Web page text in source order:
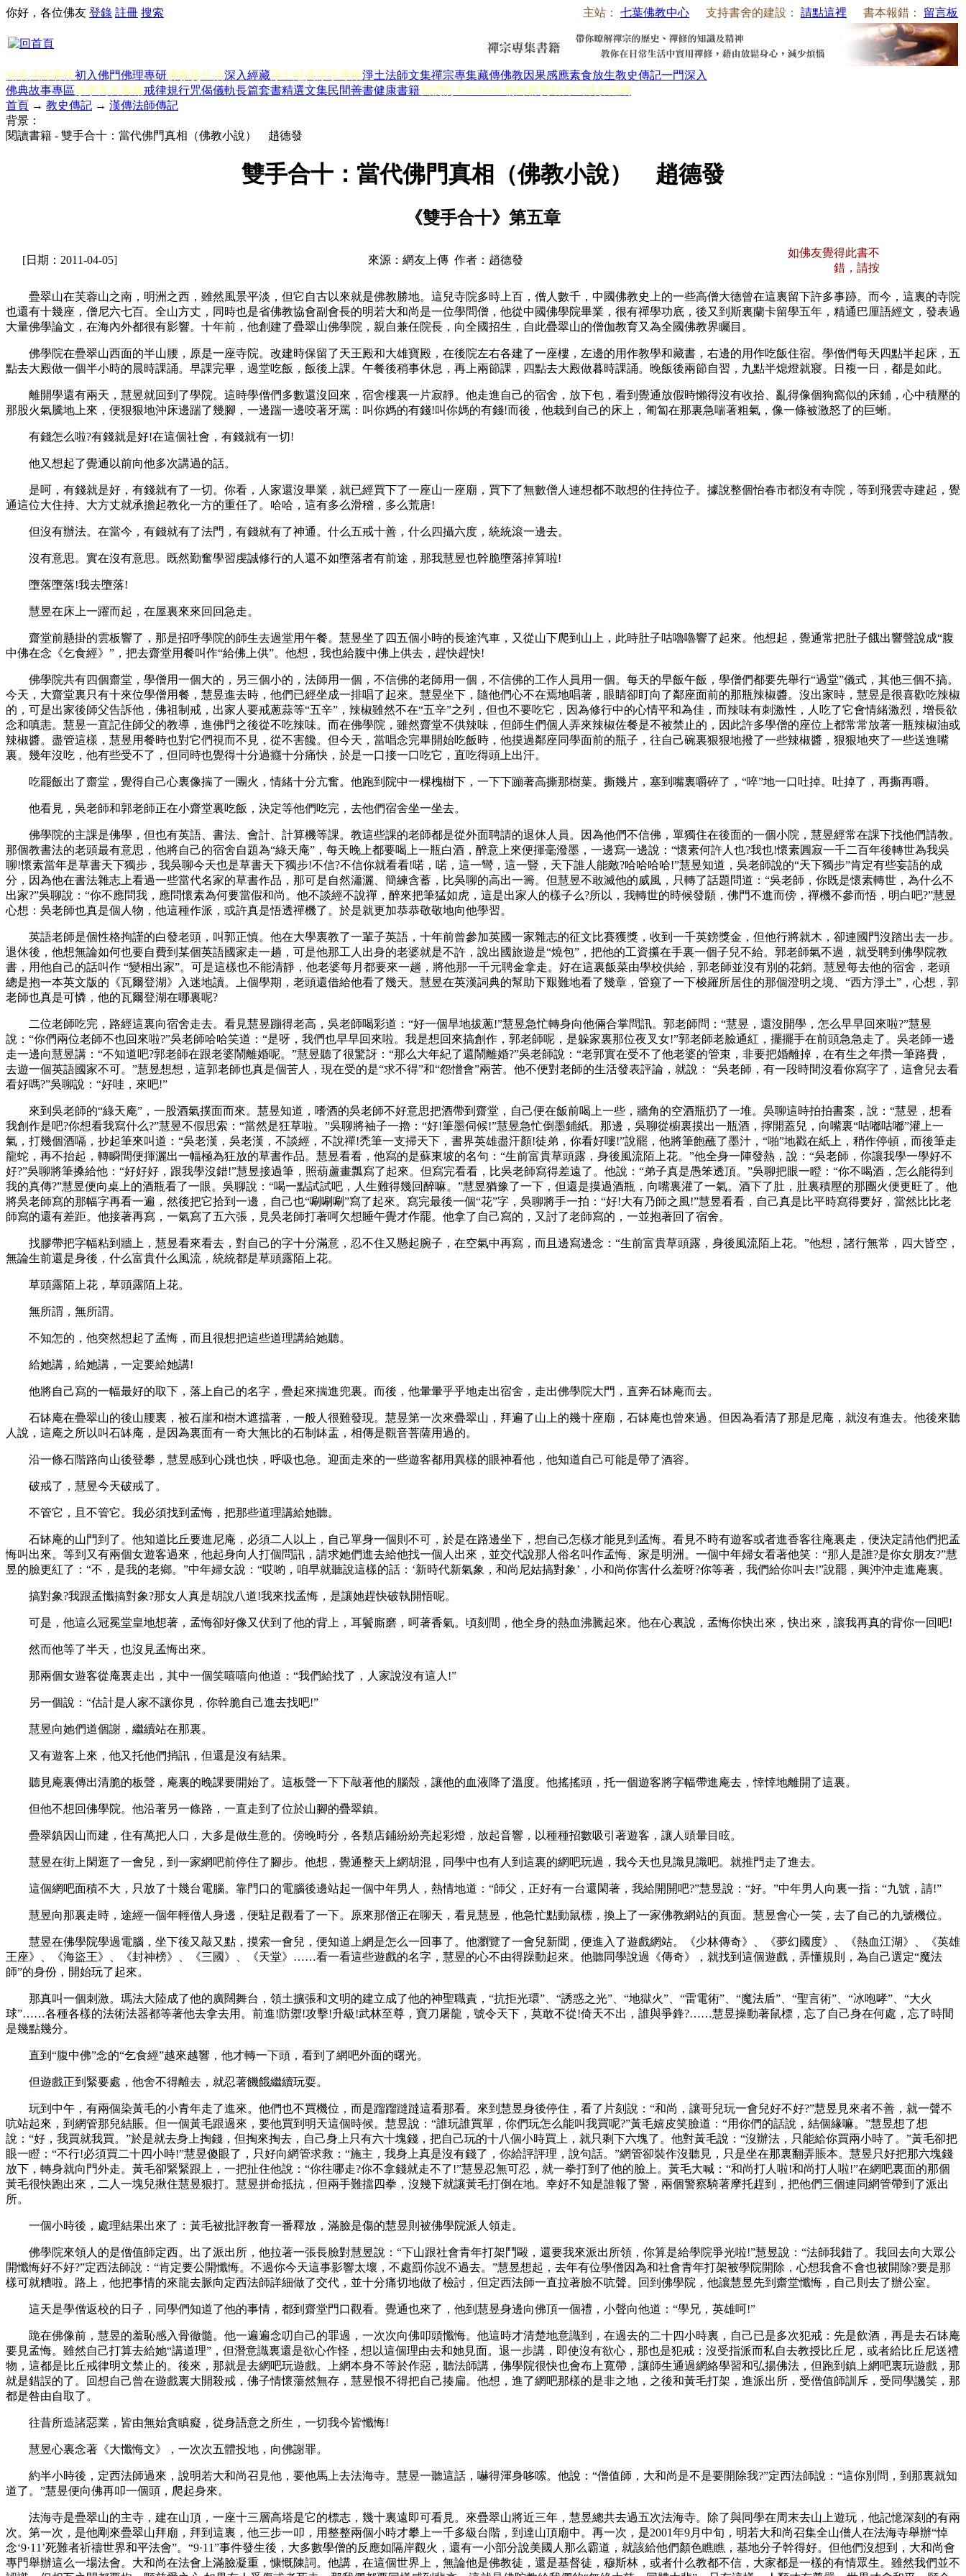
主站： 七葉佛教中心 支持書舍的建設： 請點這裡 書本報錯： 留言板
你好，各位佛友 登錄 註冊 搜索
知名法師著作初入佛門佛理專研佛教徒生活深入經藏淨土經典淨宗專集淨土法師文集禪宗專集藏傳佛教因果感應素食放生教史傳記一門深入
佛典故事專區故事寓言書籍戒律規行咒偈儀軌長篇套書精選文集民間善書健康書籍我們的 Facebook 粉絲群贊助方式戒邪淫網
首頁 → 教史傳記 → 漢傳法師傳記
背景：
閱讀書籍 - 雙手合十：當代佛門真相（佛教小說） 趙德發
雙手合十：當代佛門真相（佛教小說） 趙德發
《雙手合十》第五章
[日期：2011-04-05] 來源：網友上傳 作者：趙德發
如佛友覺得此書不
錯，請按
疊翠山在芙蓉山之南，明洲之西，雖然風景平淡，但它自古以來就是佛教勝地。這兒寺院多時上百，僧人數千，中國佛教史上的一些高僧大德曾在這裏留下許多事跡。而今，這裏的寺院
也還有十幾座，僧尼六七百。全山方丈，同時也是省佛教協會副會長的明若大和尚是一位學問僧，他從中國佛學院畢業，很有禪學功底，後又到斯裏蘭卡留學五年，精通巴厘語經文，發表過
大量佛學論文，在海內外都很有影響。十年前，他創建了疊翠山佛學院，親自兼任院長，向全國招生，自此疊翠山的僧伽教育又為全國佛教界矚目。
佛學院在疊翠山西面的半山腰，原是一座寺院。改建時保留了天王殿和大雄寶殿，在後院左右各建了一座樓，左邊的用作教學和藏書，右邊的用作吃飯住宿。學僧們每天四點半起床，五
點去大殿做一個半小時的晨時課誦。早課完畢，過堂吃飯，飯後上課。午餐後稍事休息，再上兩節課，四點去大殿做暮時課誦。晚飯後兩節自習，九點半熄燈就寢。日複一日，都是如此。
離開學還有兩天，慧昱就回到了學院。這時學僧們多數還沒回來，宿舍樓裏一片寂靜。他走進自己的宿舍，放下包，看到覺通放假時懶得沒有收拾、亂得像個狗窩似的床鋪，心中積壓的
那股火氣騰地上來，便狠狠地沖床邊踹了幾腳，一邊踹一邊咬著牙罵：叫你媽的有錢!叫你媽的有錢!而後，他栽到自己的床上，匍匐在那裏急喘著粗氣，像一條被激怒了的巨蜥。
有錢怎么啦?有錢就是好!在這個社會，有錢就有一切!
他又想起了覺通以前向他多次講過的話。
是呵，有錢就是好，有錢就有了一切。你看，人家還沒畢業，就已經買下了一座山一座廟，買下了無數僧人連想都不敢想的住持位子。據說整個怡春市都沒有寺院，等到飛雲寺建起，覺
通這位大住持、大方丈就承擔起教化一方的重任了。哈哈，這有多么滑稽，多么荒唐!
但沒有辦法。在當今，有錢就有了法門，有錢就有了神通。什么五戒十善，什么四攝六度，統統滾一邊去。
沒有意思。實在沒有意思。既然勤奮學習虔誠修行的人還不如墮落者有前途，那我慧昱也幹脆墮落掉算啦!
墮落墮落!我去墮落!
慧昱在床上一躍而起，在屋裏來來回回急走。
齋堂前懸掛的雲板響了，那是招呼學院的師生去過堂用午餐。慧昱坐了四五個小時的長途汽車，又從山下爬到山上，此時肚子咕嚕嚕響了起來。他想起，覺通常把肚子餓出響聲說成“腹
中佛在念《乞食經》”，把去齋堂用餐叫作“給佛上供”。他想，我也給腹中佛上供去，趕快趕快!
佛學院共有四個齋堂，學僧用一個大的，另三個小的，法師用一個，不信佛的老師用一個，不信佛的工作人員用一個。每天的早飯午飯，學僧們都要先舉行“過堂”儀式，其他三個不搞。
今天，大齋堂裏只有十來位學僧用餐，慧昱進去時，他們已經坐成一排唱了起來。慧昱坐下，隨他們心不在焉地唱著，眼睛卻盯向了鄰座面前的那瓶辣椒醬。沒出家時，慧昱是很喜歡吃辣椒
的，可是出家後師父告訴他，佛祖制戒，出家人要戒蔥蒜等“五辛”，辣椒雖然不在“五辛”之列，但也不要吃它，因為修行中的心情平和為佳，而辣味有刺激性，人吃了它會情緒激烈，增長欲
念和嗔恚。慧昱一直記住師父的教導，進佛門之後從不吃辣味。而在佛學院，雖然齋堂不供辣味，但師生們個人弄來辣椒佐餐是不被禁止的，因此許多學僧的座位上都常常放著一瓶辣椒油或
辣椒醬。盡管這樣，慧昱用餐時也對它們視而不見，從不害饞。但今天，當唱念完畢開始吃飯時，他摸過鄰座同學面前的瓶子，往自己碗裏狠狠地撥了一些辣椒醬，狠狠地夾了一些送進嘴
裏。幾年沒吃，他有些受不了，但同時也覺得十分過癮十分痛快，於是一口接一口吃它，直吃得頭上出汗。
吃罷飯出了齋堂，覺得自己心裏像揣了一團火，情緒十分亢奮。他跑到院中一棵槐樹下，一下下蹦著高撕那樹葉。撕幾片，塞到嘴裏嚼碎了，“啐”地一口吐掉。吐掉了，再撕再嚼。
他看見，吳老師和郭老師正在小齋堂裏吃飯，決定等他們吃完，去他們宿舍坐一坐去。
佛學院的主課是佛學，但也有英語、書法、會計、計算機等課。教這些課的老師都是從外面聘請的退休人員。因為他們不信佛，單獨住在後面的一個小院，慧昱經常在課下找他們請教。
那個教書法的老頭最有意思，他將自己的宿舍自題為“綠天庵”，每天晚上都要喝上一瓶白酒，醉意上來便揮毫潑墨，一邊寫一邊說：“懷素何許人也?我也!懷素圓寂一千二百年後轉世為我吳
聊!懷素當年是草書天下獨步，我吳聊今天也是草書天下獨步!不信?不信你就看看!喏，喏，這一彎，這一豎，天下誰人能敵?哈哈哈哈!”慧昱知道，吳老師說的“天下獨步”肯定有些妄語的成
分，因為他在書法雜志上看過一些當代名家的草書作品，那可是自然瀟灑、簡練含蓄，比吳聊的高出一籌。但慧昱不敢滅他的威風，只轉了話題問道：“吳老師，你既是懷素轉世，為什么不
出家?”吳聊說：“你不應問我，應問懷素為何要當假和尚。他不談經不說禪，醉來把筆猛如虎，這是出家人的樣子么?所以，我轉世的時候發願，佛門不進而傍，禪機不參而悟，明白吧?”慧昱
心想：吳老師也真是個人物，他這種作派，或許真是悟透禪機了。於是就更加恭恭敬敬地向他學習。
英語老師是個性格拘謹的白發老頭，叫郭正慎。他在大學裏教了一輩子英語，十年前曾參加英國一家雜志的征文比賽獲獎，收到一千英鎊獎金，但他行將就木，卻連國門沒踏出去一步。
退休後，他想無論如何也要自費到某個英語國家走一趟，可是他那工人出身的老婆就是不許，說出國旅遊是“燒包”，把他的工資攥在手裏一個子兒不給。郭老師氣不過，就受聘到佛學院教
書，用他自己的話叫作 “變相出家”。可是這樣也不能清靜，他老婆每月都要來一趟，將他那一千元聘金拿走。好在這裏飯菜由學校供給，郭老師並沒有別的花銷。慧昱每去他的宿舍，老頭
總是抱一本英文版的《瓦爾登湖》入迷地讀。上個學期，老頭還借給他看了幾天。慧昱在英漢詞典的幫助下艱難地看了幾章，管窺了一下梭羅所居住的那個澄明之境、“西方淨土”，心想，郭
老師也真是可憐，他的瓦爾登湖在哪裏呢?
二位老師吃完，路經這裏向宿舍走去。看見慧昱蹦得老高，吳老師喝彩道：“好一個旱地拔蔥!”慧昱急忙轉身向他倆合掌問訊。郭老師問：“慧昱，還沒開學，怎么早早回來啦?”慧昱
說：“你們兩位老師不也回來啦?”吳老師哈哈笑道：“是呀，我們也早早回來啦。我是想回來搞創作，郭老師呢，是躲家裏那位夜叉女!”郭老師老臉通紅，擺擺手在前頭急急走了。吳老師一邊
走一邊向慧昱講：“不知道吧?郭老師在跟老婆鬧離婚呢。”慧昱聽了很驚訝：“那么大年紀了還鬧離婚?”吳老師說：“老郭實在受不了他老婆的管束，非要把婚離掉，在有生之年攢一筆路費，
去遊一個英語國家不可。”慧昱想想，這郭老師也真是個苦人，現在受的是“求不得”和“怨憎會”兩苦。他不便對老師的生活發表評論，就說： “吳老師，有一段時間沒看你寫字了，這會兒去看
看好嗎?”吳聊說：“好哇，來吧!”
來到吳老師的“綠天庵”，一股酒氣撲面而來。慧昱知道，嗜酒的吳老師不好意思把酒帶到齋堂，自己便在飯前喝上一些，牆角的空酒瓶扔了一堆。吳聊這時拍拍書案，說：“慧昱，想看
我創作是吧?你想看我寫什么?”慧昱不假思索：“當然是狂草啦。”吳聊將袖子一擼：“好!筆墨伺候!”慧昱急忙倒墨鋪紙。那邊，吳聊從櫥裏摸出一瓶酒，擰開蓋兒，向嘴裏“咕嘟咕嘟”灌上一
氣，打幾個酒嗝，抄起筆來叫道：“吳老漢，吳老漢，不談經，不說禪!禿筆一支掃天下，書界英雄盡汗顏!徒弟，你看好嘍!”說罷，他將筆飽蘸了墨汁，“啪”地戳在紙上，稍作停頓，而後筆走
龍蛇，再不抬起，轉瞬間便揮灑出一幅極為狂放的草書作品。慧昱看看，他寫的是蘇東坡的名句：“生前富貴草頭露，身後風流陌上花。”他全身一陣發熱，說：“吳老師，你讓我學一學好不
好?”吳聊將筆搡給他：“好好好，跟我學沒錯!”慧昱接過筆，照葫蘆畫瓢寫了起來。但寫完看看，比吳老師寫得差遠了。他說：“弟子真是愚笨透頂。”吳聊把眼一瞪：“你不喝酒，怎么能得到
我的真傳?”慧昱便向桌上的酒瓶看了一眼。吳聊說：“喝一點試試吧，人生難得幾回醉嘛。”慧昱猶豫了一下，但還是摸過酒瓶，向嘴裏灌了一氣。酒下了肚，肚裏積壓的那團火便更旺了。他
將吳老師寫的那幅字再看一遍，然後把它拾到一邊，自己也“唰唰唰”寫了起來。寫完最後一個“花”字，吳聊將手一拍：“好!大有乃師之風!”慧昱看看，自己真是比平時寫得要好，當然比比老
師寫的還有差距。他接著再寫，一氣寫了五六張，見吳老師打著呵欠想睡午覺才作罷。他拿了自己寫的，又討了老師寫的，一並抱著回了宿舍。
找膠帶把字幅粘到牆上，慧昱看來看去，對自己的字十分滿意，忍不住又懸起腕子，在空氣中再寫，而且邊寫邊念：“生前富貴草頭露，身後風流陌上花。”他想，諸行無常，四大皆空，
無論生前還是身後，什么富貴什么風流，統統都是草頭露陌上花。
草頭露陌上花，草頭露陌上花。
無所謂，無所謂。
不知怎的，他突然想起了孟悔，而且很想把這些道理講給她聽。
給她講，給她講，一定要給她講!
他將自己寫的一幅最好的取下，落上自己的名字，疊起來揣進兜裏。而後，他暈暈乎乎地走出宿舍，走出佛學院大門，直奔石缽庵而去。
石缽庵在疊翠山的後山腰裏，被石崖和樹木遮擋著，一般人很難發現。慧昱第一次來疊翠山，拜遍了山上的幾十座廟，石缽庵也曾來過。但因為看清了那是尼庵，就沒有進去。他後來聽
人說，這庵之所以叫石缽庵，是因為裏面有一奇大無比的石制缽盂，相傳是觀音菩薩用過的。
沿一條石階路向山後登攀，慧昱感到心跳也快，呼吸也急。迎面走來的一些遊客都用異樣的眼神看他，他知道自己可能是帶了酒容。
破戒了，慧昱今天破戒了。
不管它，且不管它。我必須找到孟悔，把那些道理講給她聽。
石缽庵的山門到了。他知道比丘要進尼庵，必須二人以上，自己單身一個則不可，於是在路邊坐下，想自己怎樣才能見到孟悔。看見不時有遊客或者進香客往庵裏走，便決定請他們把孟
悔叫出來。等到又有兩個女遊客過來，他起身向人打個問訊，請求她們進去給他找一個人出來，並交代說那人俗名叫作孟悔、家是明洲。一個中年婦女看著他笑：“那人是誰?是你女朋友?”慧
昱的臉更紅了：“不，是我的老鄉。”中年婦女說：“哎喲，咱早就聽說這樣的話：‘新時代新氣象，和尚尼姑搞對象’，小和尚你害什么羞呀?你等著，我們給你叫去!”說罷，興沖沖走進庵裏。
搞對象?我跟孟懺搞對象?那女人真是胡說八道!我來找孟悔，是讓她趕快破執開悟呢。
可是，他這么冠冕堂皇地想著，孟悔卻好像又伏到了他的背上，耳鬢廝磨，呵著香氣。頃刻間，他全身的熱血沸騰起來。他在心裏說，孟悔你快出來，快出來，讓我再真的背你一回吧!
然而他等了半天，也沒見孟悔出來。
那兩個女遊客從庵裏走出，其中一個笑嘻嘻向他道：“我們給找了，人家說沒有這人!”
另一個說：“估計是人家不讓你見，你幹脆自己進去找吧!”
慧昱向她們道個謝，繼續站在那裏。
又有遊客上來，他又托他們捎訊，但還是沒有結果。
聽見庵裏傳出清脆的板聲，庵裏的晚課要開始了。這板聲一下下敲著他的腦殼，讓他的血液降了溫度。他搖搖頭，托一個遊客將字幅帶進庵去，悻悻地離開了這裏。
但他不想回佛學院。他沿著另一條路，一直走到了位於山腳的疊翠鎮。
疊翠鎮因山而建，住有萬把人口，大多是做生意的。傍晚時分，各類店鋪紛紛亮起彩燈，放起音響，以種種招數吸引著遊客，讓人頭暈目眩。
慧昱在街上閑逛了一會兒，到一家網吧前停住了腳步。他想，覺通整天上網胡混，同學中也有人到這裏的網吧玩過，我今天也見識見識吧。就推門走了進去。
這個網吧面積不大，只放了十幾台電腦。靠門口的電腦後邊站起一個中年男人，熱情地道：“師父，正好有一台還閑著，我給開開吧?”慧昱說：“好。”中年男人向裏一指：“九號，請!”
慧昱向那裏走時，途經一個年輕僧人身邊，便駐足觀看了一下。原來那僧正在聊天，看見慧昱，他急忙點動鼠標，換上了一家佛教網站的頁面。慧昱會心一笑，去了自己的九號機位。
慧昱在佛學院學過電腦，坐下後又敲又點，摸索一會兒，便知道上網是怎么一回事了。他瀏覽了一會兒新聞，便進入了遊戲網站。《少林傳奇》、《夢幻國度》、《熱血江湖》、《英雄
王座》、《海盜王》、《封神榜》、《三國》、《天堂》……看一看這些遊戲的名字，慧昱的心不由得躁動起來。他聽同學說過《傳奇》，就找到這個遊戲，弄懂規則，為自己選定“魔法
師”的身份，開始玩了起來。
那真叫一個刺激。瑪法大陸成了他的廣闊舞台，領土擴張和文明的建立成了他的神聖職責，“抗拒光環”、“誘惑之光”、“地獄火”、“雷電術”、“魔法盾”、“聖言術”、“冰咆哮”、“大火
球”……各種各樣的法術法器都等著他去拿去用。前進!防禦!攻擊!升級!武林至尊，寶刀屠龍，號令天下，莫敢不從!倚天不出，誰與爭鋒?……慧昱操動著鼠標，忘了自己身在何處，忘了時間
是幾點幾分。
直到“腹中佛”念的“乞食經”越來越響，他才轉一下頭，看到了網吧外面的曙光。
但遊戲正到緊要處，他舍不得離去，就忍著饑餓繼續玩耍。
玩到中午，有兩個染黃毛的小青年走了進來。他們也不買機位，而是蹓蹓躂躂這看那看。來到慧昱身後停住，看了片刻說：“和尚，讓哥兒玩一會兒好不好?”慧昱見來者不善，就一聲不
吭站起來，到網管那兒結賬。但一個黃毛跟過來，要他買到明天這個時候。慧昱說：“誰玩誰買單，你們玩怎么能叫我買呢?”黃毛嬉皮笑臉道：“用你們的話說，結個緣嘛。”慧昱想了想
說：“好，我買就我買。”於是就去身上掏錢，但掏來掏去，自己身上只有六十塊錢，把自己玩的十八個小時買上，就只剩下六塊了。他對黃毛說：“沒辦法，只能給你買兩小時了。”黃毛卻把
眼一瞪：“不行!必須買二十四小時!”慧昱傻眼了，只好向網管求救：“施主，我身上真是沒有錢了，你給評評理，說句話。”網管卻裝作沒聽見，只是坐在那裏翻弄賬本。慧昱只好把那六塊錢
放下，轉身就向門外走。黃毛卻緊緊跟上，一把扯住他說：“你往哪走?你不拿錢就走不了!”慧昱忍無可忍，就一拳打到了他的臉上。黃毛大喊：“和尚打人啦!和尚打人啦!”在網吧裏面的那個
黃毛很快跑出來，二人一塊兒揪住慧昱狠打。慧昱拼命抵抗，但兩手難擋四拳，沒幾下就讓黃毛打倒在地。幸好不知是誰報了警，兩個警察騎著摩托趕到，把他們三個連同網管帶到了派出
所。
一個小時後，處理結果出來了：黃毛被批評教育一番釋放，滿臉是傷的慧昱則被佛學院派人領走。
佛學院來領人的是僧值師定西。出了派出所，他拉著一張長臉對慧昱說：“下山跟社會青年打架鬥毆，還要我來派出所領，你算是給學院爭光啦!”慧昱說：“法師我錯了。我回去向大眾公
開懺悔好不好?”定西法師說：“肯定要公開懺悔。不過你今天這事影響太壞，不處罰你說不過去。”慧昱想起，去年有位學僧因為和社會青年打架被學院開除，心想我會不會也被開除?要是那
樣可就糟啦。路上，他把事情的來龍去脈向定西法師詳細做了交代，並十分痛切地做了檢討，但定西法師一直拉著臉不吭聲。回到佛學院，他讓慧昱先到齋堂懺悔，自己則去了辦公室。
這天是學僧返校的日子，同學們知道了他的事情，都到齋堂門口觀看。覺通也來了，他到慧昱身邊向佛頂一個禮，小聲向他道：“學兄，英雄呵!”
跪在佛像前，慧昱的羞恥感入骨徹髓。他一遍遍念叨自己的罪過，一次次向佛叩頭懺悔。他這時才清楚地意識到，在過去的二十四小時裏，自己已是多次犯戒：先是飲酒，再是去石缽庵
要見孟悔。雖然自己打算去給她“講道理”，但潛意識裏還是欲心作怪，想以這個理由去和她見面。退一步講，即使沒有欲心，那也是犯戒：沒受指派而私自去教授比丘尼，或者給比丘尼送禮
物，這都是比丘戒律明文禁止的。後來，那就是去網吧玩遊戲。上網本身不等於作惡，聽法師講，佛學院很快也會布上寬帶，讓師生通過網絡學習和弘揚佛法，但跑到鎮上網吧裏玩遊戲，那
就是錯誤的了。回想自己曾在遊戲裏大開殺戒，佛子情懷蕩然無存，慧昱恨不得把自己揍扁。他想，進了網吧那樣的是非之地，之後和黃毛打架，進派出所，受僧值師訓斥，受同學譏笑，那
都是咎由自取了。
往昔所造諸惡業，皆由無始貪瞋癡，從身語意之所生，一切我今皆懺悔!
慧昱心裏念著《大懺悔文》，一次次五體投地，向佛謝罪。
約半小時後，定西法師過來，說明若大和尚召見他，要他馬上去法海寺。慧昱一聽這話，嚇得渾身哆嗦。他說：“僧值師，大和尚是不是要開除我?”定西法師說：“這你別問，到那裏就知
道了。”慧昱便向佛再叩一個頭，爬起身來。
法海寺是疊翠山的主寺，建在山頂，一座十三層高塔是它的標志，幾十裏遠即可看見。來疊翠山將近三年，慧昱總共去過五次法海寺。除了與同學在周末去山上遊玩，他記憶深刻的有兩
次。第一次，是他剛來疊翠山拜廟，拜到這裏，他三步一叩，用整整兩個小時才攀上一千多級台階，到達山頂廟中。再一次，是2001年9月中旬，明若大和尚召集全山僧人在法海寺舉辦“悼
念‘9·11’死難者祈禱世界和平法會”。“9·11”事件發生後，大多數學僧的反應如隔岸觀火，還有一小部分說美國人那么霸道，就該給他們顏色瞧瞧，基地分子幹得好。但他們沒想到，大和尚會
專門舉辦這么一場法會。大和尚在法會上滿臉凝重，慷慨陳詞。他講，在這個世界上，無論他是佛教徒，還是基督徒，穆斯林，或者什么教都不信，大家都是一樣的有情眾生。雖然我們並不